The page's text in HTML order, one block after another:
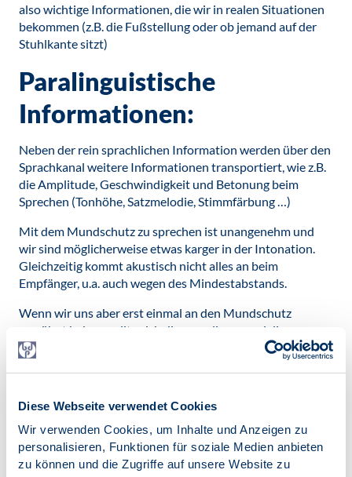
Diese Webseite verwendet Cookies
Wir verwenden Cookies, um Inhalte und Anzeigen zu
personalisieren, Funktionen für soziale Medien anbieten
zu können und die Zugriffe auf unsere Website zu
also wichtige Informationen, die wir in realen Situationen
bekommen (z.B. die Fußstellung oder ob jemand auf der
Stuhlkante sitzt)
Paralinguistische
Informationen:
Neben der rein sprachlichen Information werden über den
Sprachkanal weitere Informationen transportiert, wie z.B.
die Amplitude, Geschwindigkeit und Betonung beim
Sprechen (Tonhöhe, Satzmelodie, Stimmfärbung …)
Mit dem Mundschutz zu sprechen ist unangenehm und
wir sind möglicherweise etwas karger in der Intonation.
Gleichzeitig kommt akustisch nicht alles an beim
Empfänger, u.a. auch wegen des Mindestabstands.
Wenn wir uns aber erst einmal an den Mundschutz
gewöhnt haben, sollte sich dies regulieren und die
Beeinträchtigung nur gering sein.
Bei der medial vermittelten Kommunikation kommt es
Schlimmstenfalls kommt es zu Verzögerungen, die die
Stimme deutlich verzerren und die Sprachmelodie sehr
entstellen. Auch die Qualität von Mikrofon und
Lautsprechern spielen eine Rolle. Die Verwendung von